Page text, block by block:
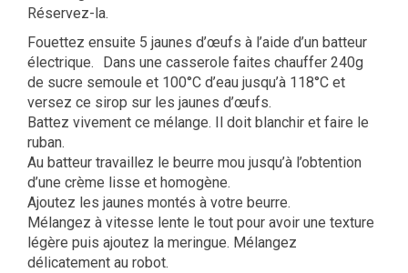
Réservez-la.
Fouettez ensuite 5 jaunes d’œufs à l’aide d’un batteur
électrique. Dans une casserole faites chauffer 240g
de sucre semoule et 100°C d’eau jusqu’à 118°C et
versez ce sirop sur les jaunes d’œufs.
Battez vivement ce mélange. Il doit blanchir et faire le
ruban.
Au batteur travaillez le beurre mou jusqu’à l’obtention
d’une crème lisse et homogène.
Ajoutez les jaunes montés à votre beurre.
Mélangez à vitesse lente le tout pour avoir une texture
légère puis ajoutez la meringue. Mélangez
délicatement au robot.